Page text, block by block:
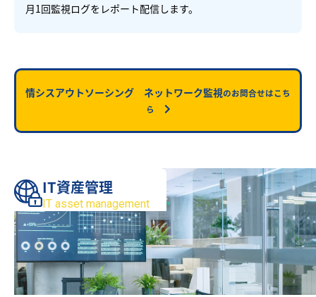
月1回監視ログをレポート配信します。
情シスアウトソーシング ネットワーク監視のお問合せはこち
ら
IT資産管理
IT asset management